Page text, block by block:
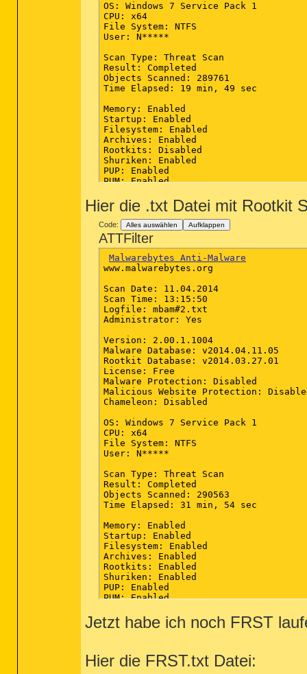
OS: Windows 7 Service Pack 1
CPU: x64
File System: NTFS
User: N*****
Scan Type: Threat Scan
Result: Completed
Objects Scanned: 289761
Time Elapsed: 19 min, 49 sec
Memory: Enabled
Startup: Enabled
Filesystem: Enabled
Archives: Enabled
Rootkits: Disabled
Shuriken: Enabled
PUP: Enabled
PUM: Enabled
Processes: 0
(No malicious items detected)
Modules: 0
(No malicious items detected)
Registry Keys: 0
(No malicious items detected)
Registry Values: 0
(No malicious items detected)
Registry Data: 0
(No malicious items detected)
Folders: 0
(No malicious items detected)
Files: 1
PUP.Optional.OptimumInstaller.A,
Physical Sectors: 0
(No malicious items detected)
(end)
Hier die .txt Datei mit Rootkit
Code: Alles auswählen Aufklappen
ATTFilter
Malwarebytes Anti-Malware
www.malwarebytes.org
Scan Date: 11.04.2014
Scan Time: 13:15:50
Logfile: mbam#2.txt
Administrator: Yes
Version: 2.00.1.1004
Malware Database: v2014.04.11.05
Rootkit Database: v2014.03.27.01
License: Free
Malware Protection: Disabled
Malicious Website Protection:
Chameleon: Disabled
OS: Windows 7 Service Pack 1
CPU: x64
File System: NTFS
User: N*****
Scan Type: Threat Scan
Result: Completed
Objects Scanned: 290563
Time Elapsed: 31 min, 54 sec
Memory: Enabled
Startup: Enabled
Filesystem: Enabled
Archives: Enabled
Rootkits: Enabled
Shuriken: Enabled
PUP: Enabled
PUM: Enabled
Processes: 0
(No malicious items detected)
(No malicious items detected)
Jetzt habe ich noch FRST
Hier die FRST.txt Datei: